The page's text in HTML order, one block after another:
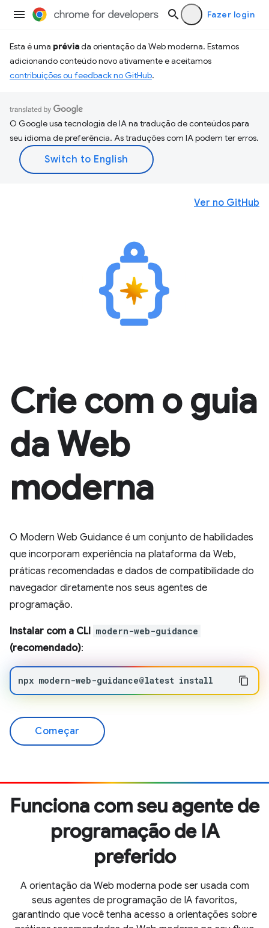
Fazer login
Esta é uma préviada orientação da Web moderna. Estamos
adicionando conteúdo novo ativamente e aceitamos
contribuições ou feedback no GitHub.
O Google usa tecnologia de IA na tradução de conteúdos para
seu idioma de preferência. As traduções com IA podem ter erros.
Crie com o guia
da Web
moderna
O Modern Web Guidance é um conjunto de habilidades
que incorporam experiência na plataforma da Web,
práticas recomendadas e dados de compatibilidade do
navegador diretamente nos seus agentes de
programação.
Instalar com a CLI modern-web-guidance
(recomendado):
npx modern-web-guidance@latest install
Começar
Ver no GitHub
Funciona com seu agente de
programação de IA
preferido
A orientação da Web moderna pode ser usada com
seus agentes de programação de IA favoritos,
garantindo que você tenha acesso a orientações sobre